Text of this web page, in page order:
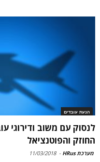
הנעת עובדים
לנסוק עם משוב ודירוגי
החוזק והפוטנציאל
מערכת HRus -
11/03/2018